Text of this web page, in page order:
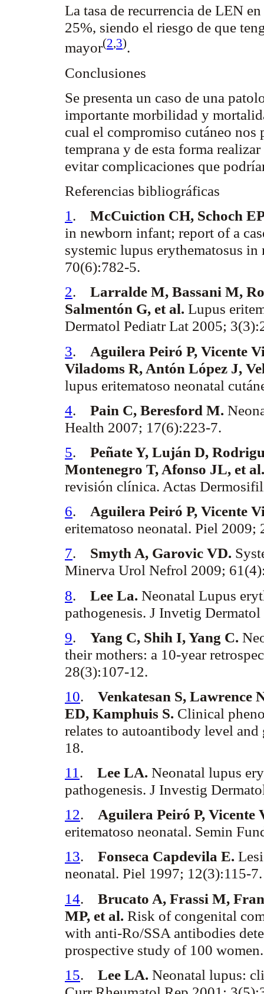
La tasa de recurrencia de LEN
25%, siendo el riesgo de que
mayor(2,3).
Conclusiones
Se presenta un caso de una
importante morbilidad y
cual el compromiso cutáneo
temprana y de esta forma
evitar complicaciones que
Referencias bibliográficas
1 . McCuiction CH, Schoch
in newborn infant; report of a
systemic lupus erythematosus in
70(6):782-5.
2. Larralde M, Bassani M,
Salmentón G, et al. Lupus
Dermatol Pediatr Lat 2005;
3. Aguilera Peiró P, Vicente
Viladoms R, Antón López J,
lupus eritematoso neonatal
4. Pain C, Beresford M.
Health 2007; 17(6):223-7.
5. PeñateY, Luján D,
Montenegro T, Afonso JL, et al.
revisión clínica. Actas
6. Aguilera Peiró P, Vicente
eritematoso neonatal. Piel
7. Smyth A, Garovic VD.
Minerva Urol Nefrol 2009;
8. Lee La. Neonatal Lupus
pathogenesis. J Invetig Dermatol
9. Yang C, Shih I, Yang C.
their mothers: a 10-year
28(3):107-12.
10. Venkatesan S, Lawrence
ED, Kamphuis S. Clinical
relates to autoantibody level and
18.
11 . Lee LA. Neonatal lupus
pathogenesis. J Investig
12. Aguilera Peiró P, Vicente
eritematoso neonatal. Semin
13. Fonseca Capdevila E.
neonatal. Piel 1997; 12(3):115-
14. Brucato A, Frassi M,
MP, et al. Risk of congenital
with anti-Ro/SSA antibodies
prospective study of 100
15. Lee LA. Neonatal lupus: